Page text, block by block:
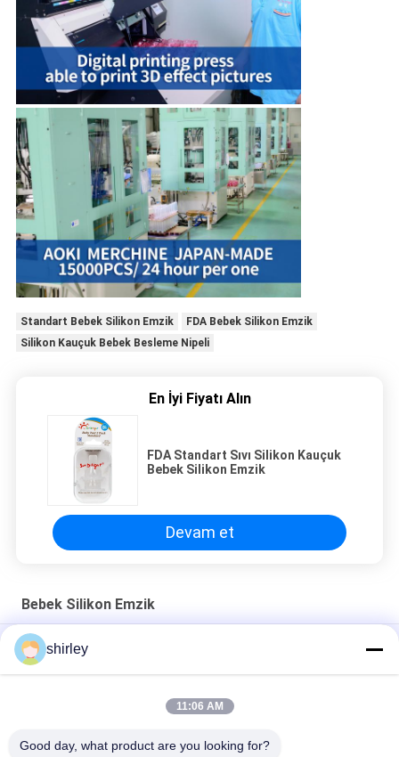
Standart Bebek Silikon Emzik
FDA Bebek Silikon Emzik
Silikon Kauçuk Bebek Besleme Nipeli
En İyi Fiyatı Alın
FDA Standart Sıvı Silikon Kauçuk
Bebek Silikon Emzik
Devam et
Bebek Silikon Emzik
İlk Gereksinimler Silikon Bebek Şişesi Meme uçları, Yavaş Akış
Fabrika Standart Boynuz Bebek Meme BPA Serbest Sıvı Silikon
shirley
11:06 AM
Good day, what product are you looking for?